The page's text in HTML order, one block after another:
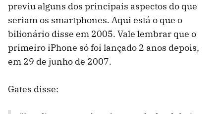
previu alguns dos principais aspectos do que
seriam os smartphones. Aqui está o que o
bilionário disse em 2005. Vale lembrar que o
primeiro iPhone só foi lançado 2 anos depois,
em 29 de junho de 2007.
Gates disse: